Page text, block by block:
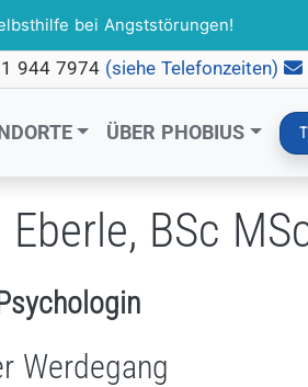
bei Angststörungen!
944 7974 (siehe Telefonzeiten)
ÜBER PHOBIUS
Eberle, BSc
Werdegang